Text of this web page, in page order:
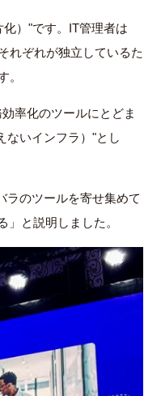
）"です。IT管理者は
れぞれが独立しているた
。
率化のツールにとどま
ないインフラ）"とし
ラのツールを寄せ集めて
と説明しました。